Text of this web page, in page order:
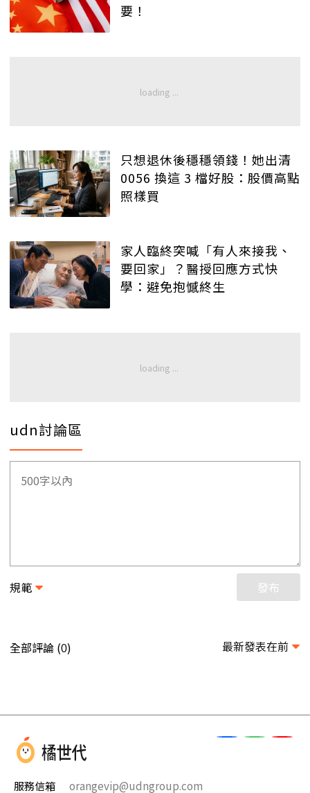
要！
只想退休後穩穩領錢！她出清
0056 換這 3 檔好股：股價高點
照樣買
家人臨終突喊「有人來接我、
要回家」？醫授回應方式快
學：避免抱憾終生
udn討論區
規範 發布
全部評論 (0) 最新發表在前
服務信箱 orangevip@udngroup.com